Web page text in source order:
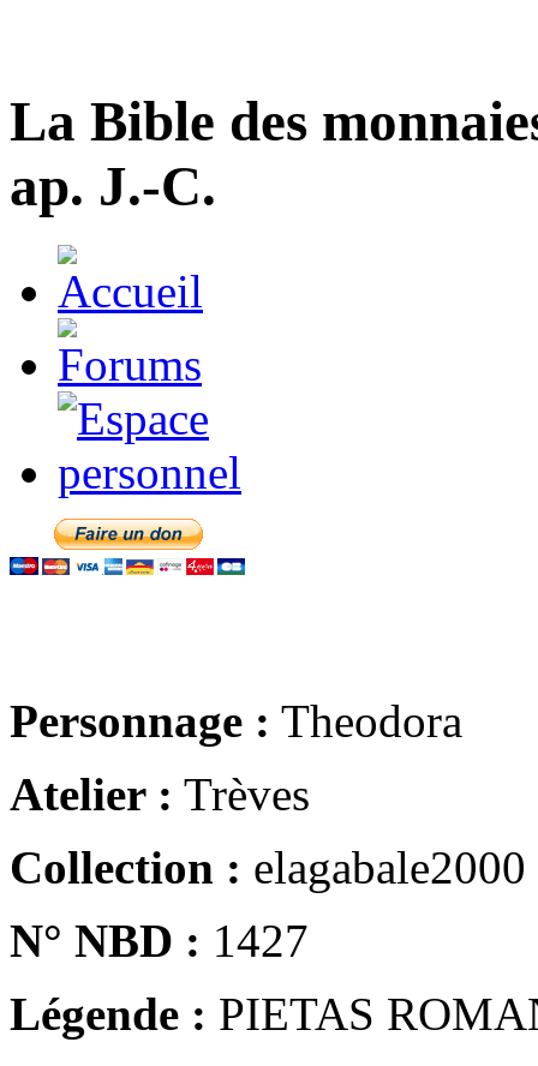
La Bible des
ap. J.-C.
Personnage : Theodora
Atelier : Trèves
Collection : elagabale2000
N° NBD : 1427
Légende : PIETAS